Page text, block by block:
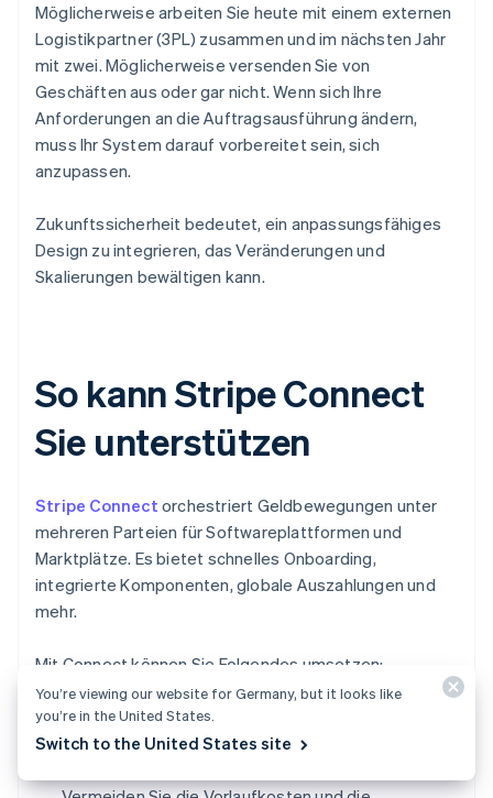
Möglicherweise arbeiten Sie heute mit einem externen
Logistikpartner (3PL) zusammen und im nächsten Jahr
mit zwei. Möglicherweise versenden Sie von
Geschäften aus oder gar nicht. Wenn sich Ihre
Anforderungen an die Auftragsausführung ändern,
muss Ihr System darauf vorbereitet sein, sich
anzupassen.
Zukunftssicherheit bedeutet, ein anpassungsfähiges
Design zu integrieren, das Veränderungen und
Skalierungen bewältigen kann.
So kann Stripe Connect
Sie unterstützen
Stripe Connect orchestriert Geldbewegungen unter
mehreren Parteien für Softwareplattformen und
Marktplätze. Es bietet schnelles Onboarding,
integrierte Komponenten, globale Auszahlungen und
mehr.
Mit Connect können Sie Folgendes umsetzen:
Markteinführung innerhalb weniger Wochen:
Nutzen Sie von Stripe gehostete oder integrierte
You’re viewing our website for Germany, but it looks like
you’re in the United States.
Switch to the United States site